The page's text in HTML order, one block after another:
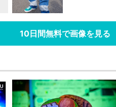
10日間無料で画像を見る